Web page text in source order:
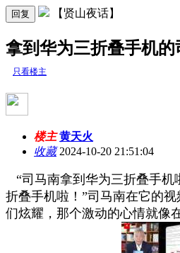
回复 【贤山夜话】
拿到华为三折叠手机的
只看楼主
楼主 黄天火
收藏2024-10-20 21:51:04
“司马南拿到华为三折叠手机
折叠手机啦！”司马南在它的
们炫耀，那个激动的心情就像